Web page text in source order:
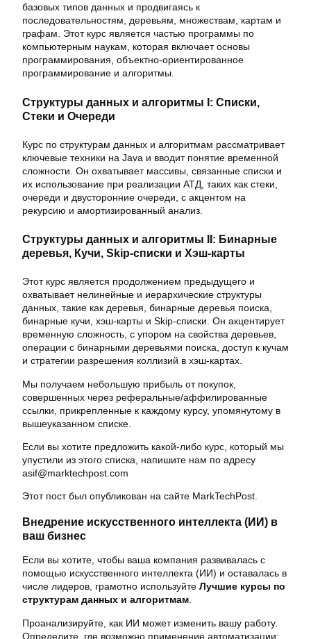
базовых типов данных и продвигаясь к
последовательностям, деревьям, множествам, картам и
графам. Этот курс является частью программы по
компьютерным наукам, которая включает основы
программирования, объектно-ориентированное
программирование и алгоритмы.
Структуры данных и алгоритмы I: Списки,
Стеки и Очереди
Курс по структурам данных и алгоритмам рассматривает
ключевые техники на Java и вводит понятие временной
сложности. Он охватывает массивы, связанные списки и
их использование при реализации АТД, таких как стеки,
очереди и двусторонние очереди, с акцентом на
рекурсию и амортизированный анализ.
Структуры данных и алгоритмы II: Бинарные
деревья, Кучи, Skip-списки и Хэш-карты
Этот курс является продолжением предыдущего и
охватывает нелинейные и иерархические структуры
данных, такие как деревья, бинарные деревья поиска,
бинарные кучи, хэш-карты и Skip-списки. Он акцентирует
временную сложность, с упором на свойства деревьев,
операции с бинарными деревьями поиска, доступ к кучам
и стратегии разрешения коллизий в хэш-картах.
Мы получаем небольшую прибыль от покупок,
совершенных через реферальные/аффилированные
ссылки, прикрепленные к каждому курсу, упомянутому в
вышеуказанном списке.
Если вы хотите предложить какой-либо курс, который мы
упустили из этого списка, напишите нам по адресу
asif@marktechpost.com
Этот пост был опубликован на сайте MarkTechPost.
Внедрение искусственного интеллекта (ИИ) в
ваш бизнес
Если вы хотите, чтобы ваша компания развивалась с
помощью искусственного интеллекта (ИИ) и оставалась в
числе лидеров, грамотно используйте Лучшие курсы по
структурам данных и алгоритмам
Проанализируйте, как ИИ может изменить вашу работу.
Определите, где возможно применение автоматизации: